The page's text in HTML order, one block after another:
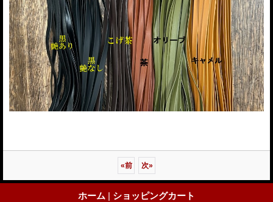
«前 次»
ホーム | ショッピングカート